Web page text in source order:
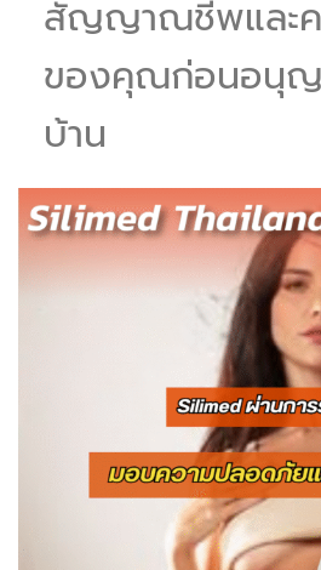
สัญญาณชีพและ
ของคุณก่อนอนุญ
บ้าน